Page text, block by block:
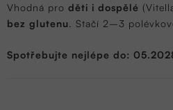
Vhodná pro děti i dospělé
bez glutenu. Stačí 2–3
Spotřebujte nejlépe do: